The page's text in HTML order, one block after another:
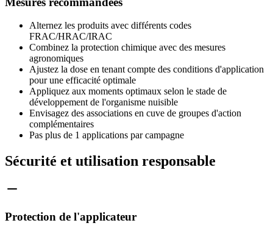
Alternez les produits avec différents codes
FRAC/HRAC/IRAC
Combinez la protection chimique avec des mesures
agronomiques
Ajustez la dose en tenant compte des conditions d'application
pour une efficacité optimale
Appliquez aux moments optimaux selon le stade de
développement de l'organisme nuisible
Envisagez des associations en cuve de groupes d'action
complémentaires
Pas plus de 1 applications par campagne
Sécurité et utilisation responsable
Protection de l'applicateur